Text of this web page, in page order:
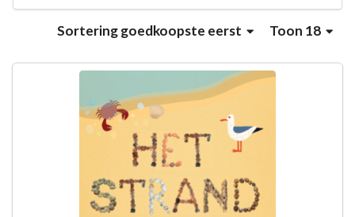
Toon 18
Sorteringgoedkoopste eerst